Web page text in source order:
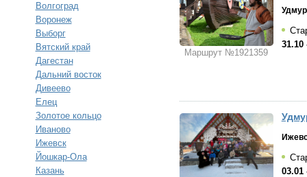
Волгоград
Воронеж
Выборг
Вятский край
Дагестан
Дальний восток
Дивеево
Елец
Золотое кольцо
Иваново
Ижевск
Йошкар-Ола
Казань
Маршрут №1921359
31.10
03.01